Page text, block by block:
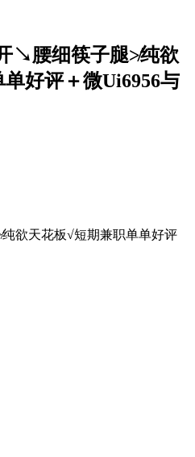
↘腰细筷子腿≯纯欲
好评＋微Ui6956与
欲天花板√短期兼职单单好评